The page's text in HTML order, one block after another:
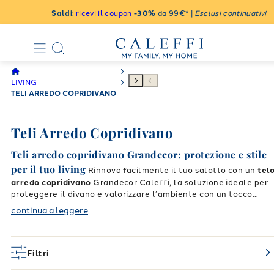
Saldi: ricevi il coupon -30% da 99€* | Esclusi continuativi
LIVING
TELI ARREDO COPRIDIVANO
Teli Arredo Copridivano
Teli arredo copridivano Grandecor: protezione e stile
per il tuo living Rinnova facilmente il tuo salotto con un
arredo copridivano Grandecor Caleffi, la soluzione ideale per
proteggere il divano e valorizzare l’ambiente con un tocco
decorativo. Versatili e pratici, questi teli si adattano a diverse
esigenze quotidiane, offrendo un perfetto equilibrio tra
ogni utilizzo
utilizzo multiuso: oltre a proteggere il divano da usura e
possono essere utilizzati anche come copriletto leggero, telo
continua a leggere
Filtri